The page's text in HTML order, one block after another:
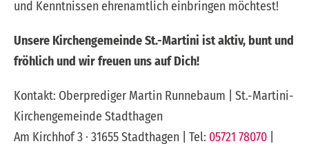
und Kenntnissen ehrenamtlich einbringen möchtest!
Unsere Kirchengemeinde St.-Martini ist aktiv, bunt und
fröhlich und wir freuen uns auf Dich!
Kontakt: Oberprediger Martin Runnebaum | St.-Martini-
Kirchengemeinde Stadthagen
Am Kirchhof 3 · 31655 Stadthagen | Tel: 05721 78070